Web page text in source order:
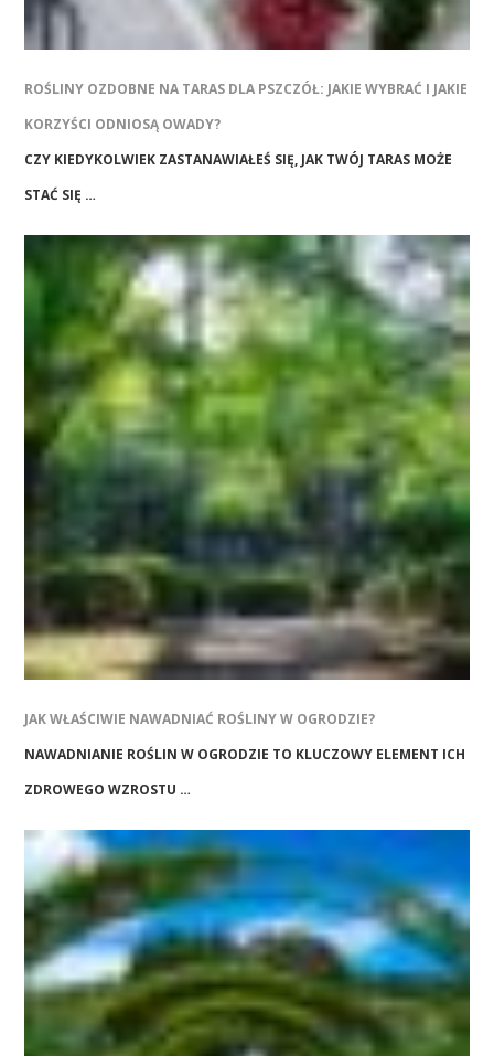
ROŚLINY OZDOBNE NA TARAS DLA PSZCZÓŁ: JAKIE WYBRAĆ I JAKIE
KORZYŚCI ODNIOSĄ OWADY?
CZY KIEDYKOLWIEK ZASTANAWIAŁEŚ SIĘ, JAK TWÓJ TARAS MOŻE
STAĆ SIĘ …
JAK WŁAŚCIWIE NAWADNIAĆ ROŚLINY W OGRODZIE?
NAWADNIANIE ROŚLIN W OGRODZIE TO KLUCZOWY ELEMENT ICH
ZDROWEGO WZROSTU …